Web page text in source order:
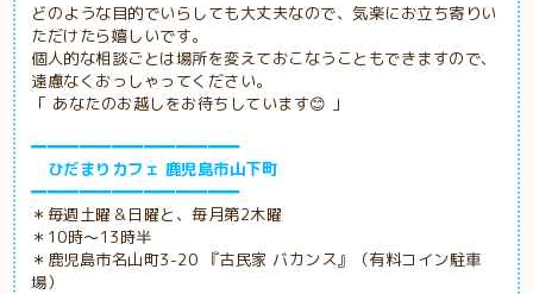
どのような目的でいらしても大丈夫なので、気楽にお立ち寄りい
ただけたら嬉しいです。
個人的な相談ごとは場所を変えておこなうこともできますので、
遠慮なくおっしゃってください。
「 あなたのお越しをお待ちしています😊 」
━━━━━━━━━━━━━
ひだまりカフェ 鹿児島市山下町
━━━━━━━━━━━━━
＊毎週土曜＆日曜と、毎月第2木曜
＊10時～13時半
＊鹿児島市名山町3-20 『古民家 バカンス』（有料コイン駐車
場）